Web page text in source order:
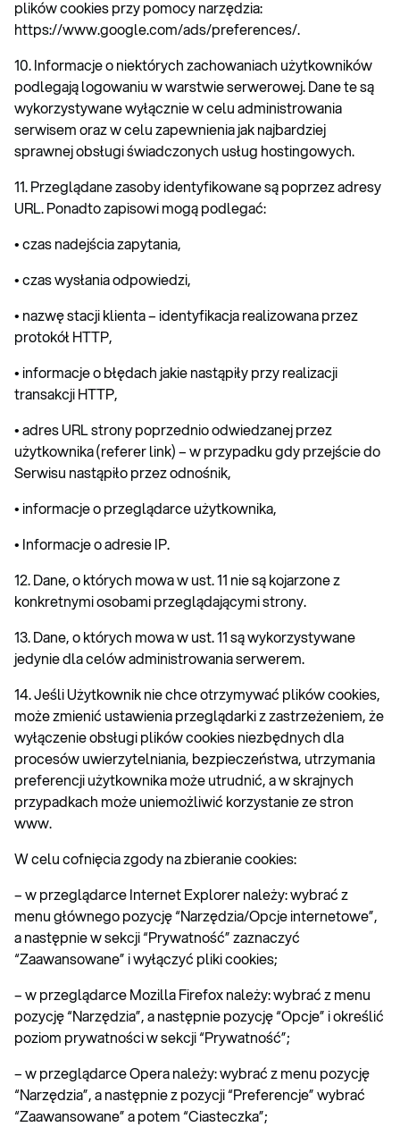
plików cookies przy pomocy narzędzia:
https://www.google.com/ads/preferences/.
10. Informacje o niektórych zachowaniach użytkowników
podlegają logowaniu w warstwie serwerowej. Dane te są
wykorzystywane wyłącznie w celu administrowania
serwisem oraz w celu zapewnienia jak najbardziej
sprawnej obsługi świadczonych usług hostingowych.
11. Przeglądane zasoby identyfikowane są poprzez adresy
URL. Ponadto zapisowi mogą podlegać:
• czas nadejścia zapytania,
• czas wysłania odpowiedzi,
• nazwę stacji klienta – identyfikacja realizowana przez
protokół HTTP,
• informacje o błędach jakie nastąpiły przy realizacji
transakcji HTTP,
• adres URL strony poprzednio odwiedzanej przez
użytkownika (referer link) – w przypadku gdy przejście do
Serwisu nastąpiło przez odnośnik,
• informacje o przeglądarce użytkownika,
• Informacje o adresie IP.
12. Dane, o których mowa w ust. 11 nie są kojarzone z
konkretnymi osobami przeglądającymi strony.
13. Dane, o których mowa w ust. 11 są wykorzystywane
jedynie dla celów administrowania serwerem.
14. Jeśli Użytkownik nie chce otrzymywać plików cookies,
może zmienić ustawienia przeglądarki z zastrzeżeniem, że
wyłączenie obsługi plików cookies niezbędnych dla
procesów uwierzytelniania, bezpieczeństwa, utrzymania
preferencji użytkownika może utrudnić, a w skrajnych
przypadkach może uniemożliwić korzystanie ze stron
www.
W celu cofnięcia zgody na zbieranie cookies:
– w przeglądarce Internet Explorer należy: wybrać z
menu głównego pozycję “Narzędzia/Opcje internetowe”,
a następnie w sekcji “Prywatność” zaznaczyć
“Zaawansowane” i wyłączyć pliki cookies;
– w przeglądarce Mozilla Firefox należy: wybrać z menu
pozycję “Narzędzia”, a następnie pozycję “Opcje” i określić
poziom prywatności w sekcji “Prywatność”;
– w przeglądarce Opera należy: wybrać z menu pozycję
“Narzędzia”, a następnie z pozycji “Preferencje” wybrać
“Zaawansowane” a potem “Ciasteczka”;